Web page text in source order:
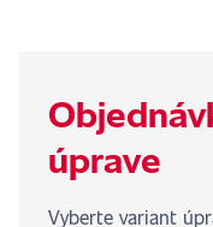
úprave
Vyberte variant